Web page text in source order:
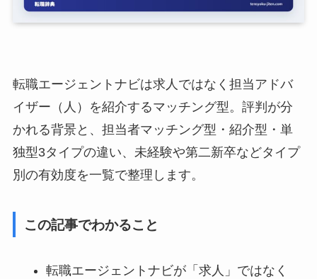
転職エージェントナビは求人ではなく担当アドバ
イザー（人）を紹介するマッチング型。評判が分
かれる背景と、担当者マッチング型・紹介型・単
独型3タイプの違い、未経験や第二新卒などタイプ
別の有効度を一覧で整理します。
この記事でわかること
転職エージェントナビが「求人」ではなく